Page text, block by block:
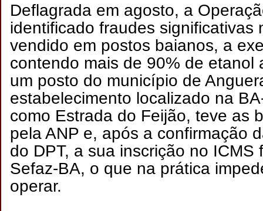
Deflagrada em agosto, a
identificado fraudes significativas
vendido em postos baianos, a
contendo mais de 90% de etanol
um posto do município de
estabelecimento localizado na
como Estrada do Feijão, teve as
pela ANP e, após a confirmação
do DPT, a sua inscrição no ICMS
Sefaz-BA, o que na prática
operar.